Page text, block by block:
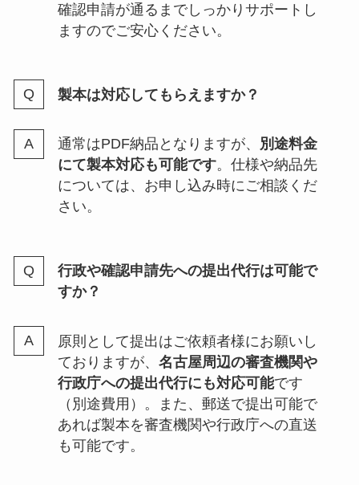
確認申請が通るまでしっかりサポートし
ますのでご安心ください。
製本は対応してもらえますか？
通常はPDF納品となりますが、
別途料金
にて製本対応も可能です。仕様や納品先
については、お申し込み時にご相談くだ
さい。
行政や確認申請先への提出代行は可能で
すか？
原則として提出はご依頼者様にお願いし
ておりますが、 名古屋周辺の審査機関や
行政庁への提出代行にも対応可能です
（別途費用）。また、郵送で提出可能で
あれば製本を審査機関や行政庁への直送
も可能です。